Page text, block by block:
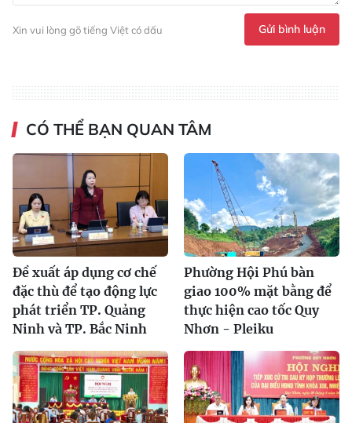
Xin vui lòng gõ tiếng Việt có dấu Gửi bình luận
CÓ THỂ BẠN QUAN TÂM
Đề xuất áp dụng cơ chế
đặc thù để tạo động lực
phát triển TP. Quảng
Ninh và TP. Bắc Ninh
Phường Hội Phú bàn
giao 100% mặt bằng để
thực hiện cao tốc Quy
Nhơn - Pleiku